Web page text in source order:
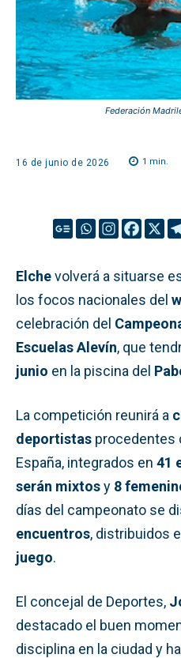
Federación
16 de junio de 2026 1 min.
Elchevolverá a situarse
los focos nacionales del
celebración del
Escuelas Alevín, que
junio en la piscina del
La competición reunirá a
deportistas procedentes
España, integrados en 41
serán mixtosy 8
días del campeonato se
encuentros, distribuidos
juego.
El concejal de Deportes,
destacado el buen
disciplina en la ciudad y